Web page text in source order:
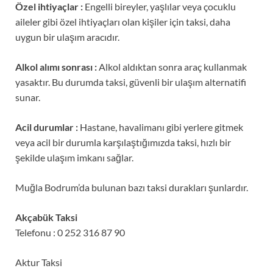
Özel ihtiyaçlar : Engelli bireyler, yaşlılar veya çocuklu
aileler gibi özel ihtiyaçları olan kişiler için taksi, daha
uygun bir ulaşım aracıdır.
Alkol alımı sonrası :Alkol aldıktan sonra araç kullanmak
yasaktır. Bu durumda taksi, güvenli bir ulaşım alternatifi
sunar.
Acil durumlar : Hastane, havalimanı gibi yerlere gitmek
veya acil bir durumla karşılaştığımızda taksi, hızlı bir
şekilde ulaşım imkanı sağlar.
Muğla Bodrum’da bulunan bazı taksi durakları şunlardır.
Akçabük Taksi
Telefonu : 0 252 316 87 90
Aktur Taksi